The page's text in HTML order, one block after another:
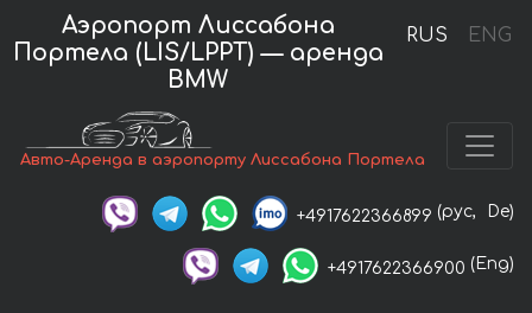
RUS ENG
Аэропорт Лиссабона
Портела (LIS/LPPT) — аренда
BMW
Авто-Аренда в аэропорту Лиссабона Портела
+4917622366899 (рус, De)
+4917622366900 (Eng)